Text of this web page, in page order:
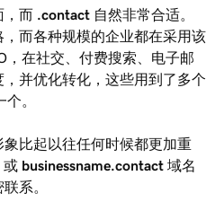
，而 .contact 自然非常合适。
而各种规模的企业都在采用该
，在社交、付费搜索、电子邮
并优化转化，这些用到了多个
。
比起以往任何时候都更加重
或 businessname.contact 域名
系。